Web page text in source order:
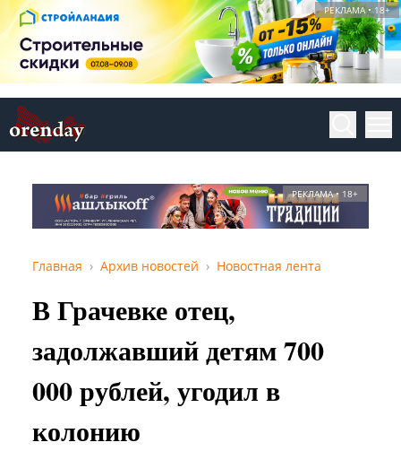
РЕКЛАМА • 18+
РЕКЛАМА • 18+
Главная Архив новостей Новостная лента
В Грачевке отец,
задолжавший детям 700
000 рублей, угодил в
колонию